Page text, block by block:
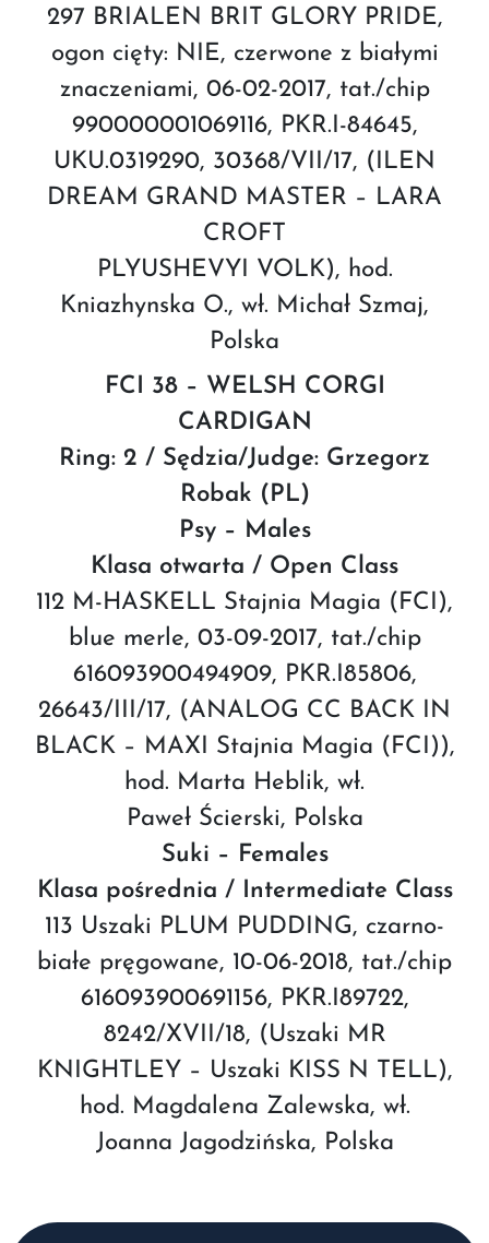
297 BRIALEN BRIT GLORY PRIDE,
ogon cięty: NIE, czerwone z białymi
znaczeniami, 06-02-2017, tat./chip
990000001069116, PKR.I-84645,
UKU.0319290, 30368/VII/17, (ILEN
DREAM GRAND MASTER – LARA
CROFT
PLYUSHEVYI VOLK), hod.
Kniazhynska O., wł. Michał Szmaj,
Polska
FCI 38 – WELSH CORGI
CARDIGAN
Ring: 2 / Sędzia/Judge: Grzegorz
Robak (PL)
Psy – Males
Klasa otwarta / Open Class
112 M-HASKELL Stajnia Magia (FCI),
blue merle, 03-09-2017, tat./chip
616093900494909, PKR.I85806,
26643/III/17, (ANALOG CC BACK IN
BLACK – MAXI Stajnia Magia (FCI)),
hod. Marta Heblik, wł.
Paweł Ścierski, Polska
Suki – Females
Klasa pośrednia / Intermediate Class
113 Uszaki PLUM PUDDING, czarno-
białe pręgowane, 10-06-2018, tat./chip
616093900691156, PKR.I89722,
8242/XVII/18, (Uszaki MR
KNIGHTLEY – Uszaki KISS N TELL),
hod. Magdalena Zalewska, wł.
Joanna Jagodzińska, Polska